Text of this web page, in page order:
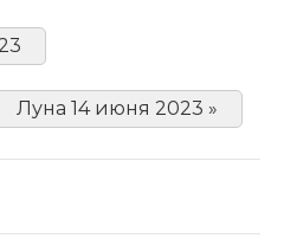
Луна 14 июня 2023 »